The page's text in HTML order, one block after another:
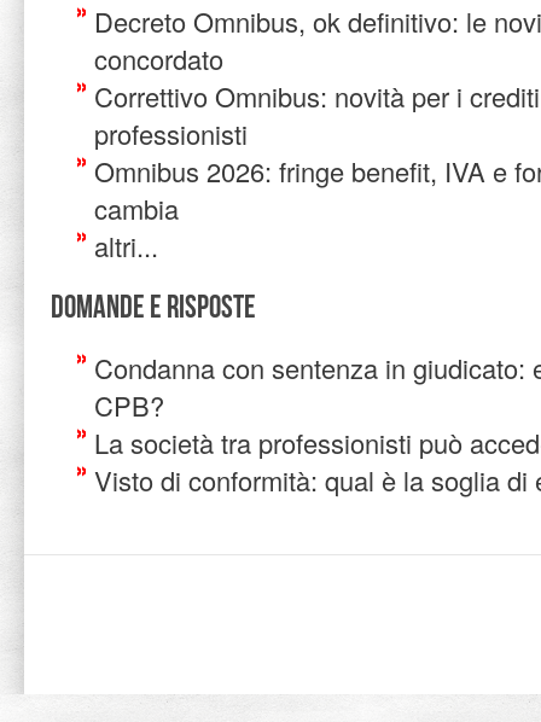
Decreto Omnibus, ok definitivo: le
concordato
Correttivo Omnibus: novità per i
professionisti
Omnibus 2026: fringe benefit, IVA e
cambia
altri...
Domande e risposte
Condanna con sentenza in giudicato:
CPB?
La società tra professionisti può
Visto di conformità: qual è la soglia di